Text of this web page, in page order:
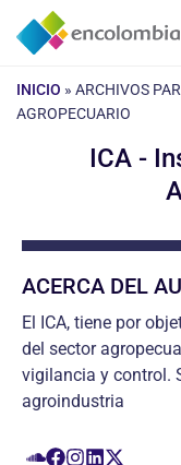
Saltar
INICIO » ARCHIVOS
AGROPECUARIO
ICA -
ACERCA DEL
El ICA, tiene por
del sector
vigilancia y control.
agroindustria